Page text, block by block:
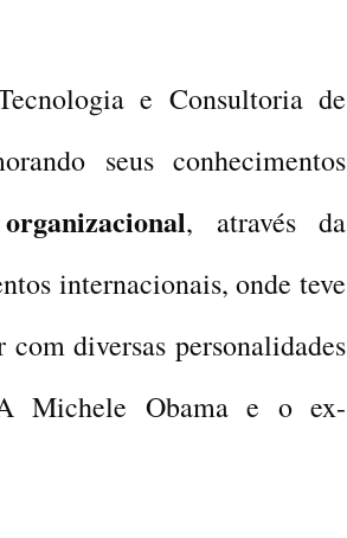
e Consultoria de
seus conhecimentos
, através da
internacionais, onde teve
diversas personalidades
Michele Obama e o ex-